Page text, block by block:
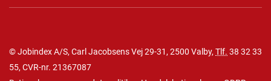
© Jobindex A/S, Carl Jacobsens Vej 29-31, 2500 Valby, Tlf. 38 32 33
55, CVR-nr. 21367087